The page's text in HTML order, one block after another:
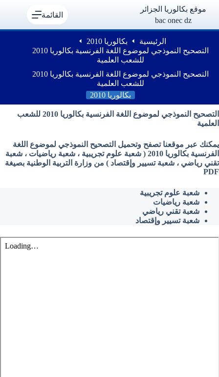
موقع بكالوريا الجزائر
bac onec dz
القائمة
الرئيسية
بكالوريا 2010
التصحيح النموذجي لموضوع اللغة الفرنسية بكالوريا 2010
للشعب العلمية
التصحيح النموذجي لموضوع اللغة الفرنسية بكالوريا 2010
للشعب العلمية
بكالوريا 2010
التصحيح النموذجي لموضوع اللغة الفرنسية بكالوريا 2010 للشعب
العلمية
يمكنك عبر موقعنا تصفح وتحميل التصحيح النموذجي لموضوع اللغة
الفرنسية بكالوريا 2010 ( شعبة علوم تجريبية ، شعبة رياضيات ، شعبة
تقني رياضي ، شعبة تسيير وإقتصاد ) من وزارة التربية الوطنية بصيغة
PDF
شعبة علوم تجريبية
شعبة رياضيات
شعبة تقني رياضي
شعبة تسيير وإقتصاد